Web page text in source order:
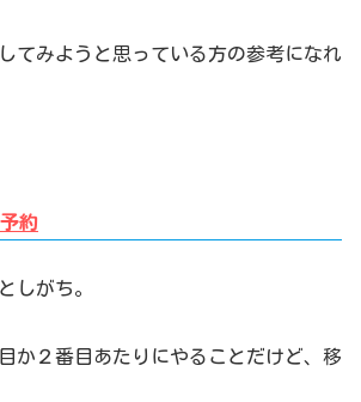
てみようと思っている方の参考になれ
約
しがち。
か２番目あたりにやることだけど、移